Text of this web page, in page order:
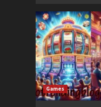
Games